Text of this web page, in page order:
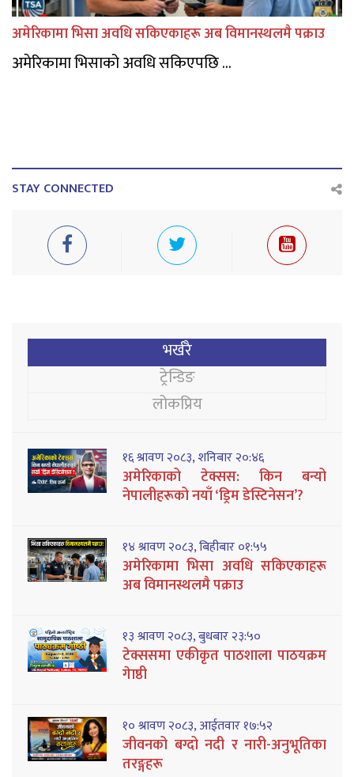
अमेरिकामा भिसा अवधि सकिएकाहरू अब विमानस्थलमै पक्राउ
अमेरिकामा भिसाको अवधि सकिएपछि ...
STAY CONNECTED
भर्खरै
ट्रेन्डिङ
लोकप्रिय
१६ श्रावण २०८३, शनिबार २०:४६
अमेरिकाको टेक्सस: किन बन्यो
नेपालीहरूको नयाँ ‘ड्रिम डेस्टिनेसन’?
१४ श्रावण २०८३, बिहीबार ०१:५५
अमेरिकामा भिसा अवधि सकिएकाहरू
अब विमानस्थलमै पक्राउ
१३ श्रावण २०८३, बुधबार २३:५०
टेक्ससमा एकीकृत पाठशाला पाठयक्रम
गेाष्ठी
१० श्रावण २०८३, आईतवार १७:५२
जीवनको बग्दो नदी र नारी-अनुभूतिका
तरङ्गहरू